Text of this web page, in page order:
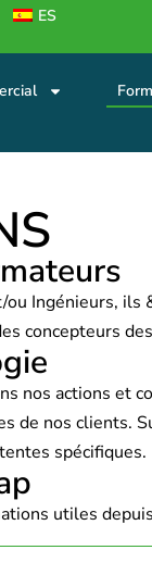
ES
Ingénieurs, ils
concepteurs
nos actions et
de nos clients.
spécifiques.
utiles